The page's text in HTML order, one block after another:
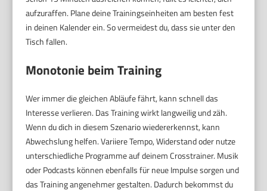
aufzuraffen. Plane deine Trainingseinheiten am besten fest
in deinen Kalender ein. So vermeidest du, dass sie unter den
Tisch fallen.
Monotonie beim Training
Wer immer die gleichen Abläufe fährt, kann schnell das
Interesse verlieren. Das Training wirkt langweilig und zäh.
Wenn du dich in diesem Szenario wiedererkennst, kann
Abwechslung helfen. Variiere Tempo, Widerstand oder nutze
unterschiedliche Programme auf deinem Crosstrainer. Musik
oder Podcasts können ebenfalls für neue Impulse sorgen und
das Training angenehmer gestalten. Dadurch bekommst du